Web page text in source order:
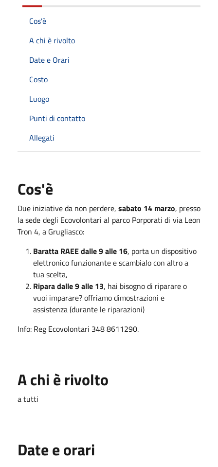
Cos'è
A chi è rivolto
Date e Orari
Costo
Luogo
Punti di contatto
Allegati
Cos'è
Due iniziative da non perdere, sabato 14 marzo, presso
la sede degli Ecovolontari al parco Porporati di via Leon
Tron 4, a Grugliasco:
Baratta RAEE dalle 9 alle 16, porta un dispositivo
elettronico funzionante e scambialo con altro a
tua scelta,
Ripara dalle 9 alle 13, hai bisogno di riparare o
vuoi imparare? offriamo dimostrazioni e
assistenza (durante le riparazioni)
Info: Reg Ecovolontari 348 8611290.
A chi è rivolto
a tutti
Date e orari